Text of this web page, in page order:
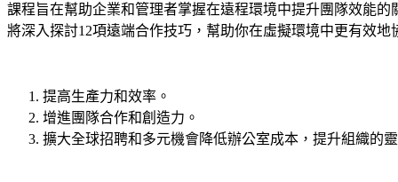
課程旨在幫助企業和管理者掌握在遠程環境中提升團隊效能
將深入探討12項遠端合作技巧，幫助你在虛擬環境中更有效地
提高生產力和效率。
增進團隊合作和創造力。
擴大全球招聘和多元機會降低辦公室成本，提升組織的